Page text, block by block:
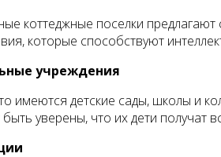
коттеджные поселки
которые способствуют
учреждения
имеются детские сады, школы и
быть уверены, что их дети